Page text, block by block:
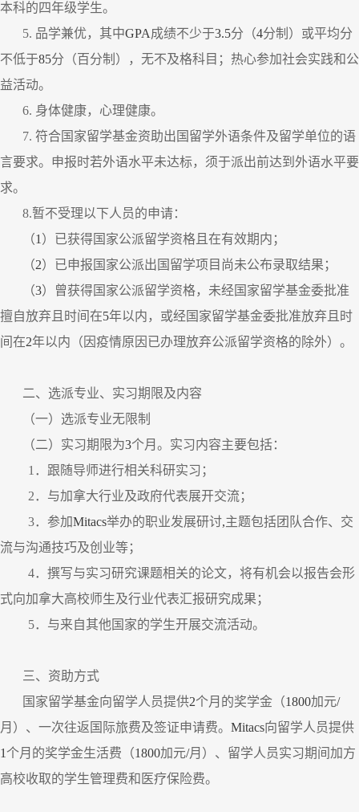
本科的四年级学生。
5. 品学兼优，其中GPA成绩不少于3.5分（4分制）或平均分
不低于85分（百分制），无不及格科目；热心参加社会实践和公
益活动。
6. 身体健康，心理健康。
7. 符合国家留学基金资助出国留学外语条件及留学单位的语
言要求。 申报时若外语水平未达标，须于派出前达到外语水平要
求。
8.暂不受理以下人员的申请：
（1 ）已获得国家公派留学资格且在有效期内；
（2）已申报国家公派出国留学项目尚未公布录取结果；
（3）曾获得国家公派留学资格，未经国家留学基金委批准
擅自放弃且时间在5年以内，或经国家留学基金委批准放弃且时
间在2年以内（因疫情原因已办理放弃公派留学资格的除外）。
二、选派专业、实习期限及内容
（一）选派专业无限制
（二）实习期限为3个月。实习内容主要包括：
1 ．跟随导师进行相关科研实习；
2 ．与加拿大行业及政府代表展开交流；
3．参加Mitacs举办的职业发展研讨,主题包括团队合作、交
流与沟通技巧及创业等；
4．撰写与实习研究课题相关的论文，将有机会以报告会形
式向加拿大高校师生及行业代表汇报研究成果；
5．与来自其他国家的学生开展交流活动。
三、资助方式
国家留学基金向留学人员提供2个月的奖学金（1800加元/
月）、一次往返国际旅费及签证申请费。 Mitacs向留学人员提供
1个月的奖学金生活费（1800加元/月）、留学人员实习期间加方
高校收取的学生管理费和医疗保险费。